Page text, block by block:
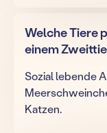
Welche Tiere
einem
Sozial lebende
Katzen.